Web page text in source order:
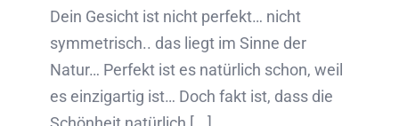
Dein Gesicht ist nicht perfekt… nicht
symmetrisch.. das liegt im Sinne der
Natur… Perfekt ist es natürlich schon, weil
es einzigartig ist… Doch fakt ist, dass die